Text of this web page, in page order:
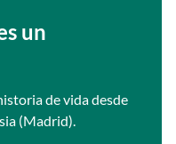
un
de vida desde
(Madrid).